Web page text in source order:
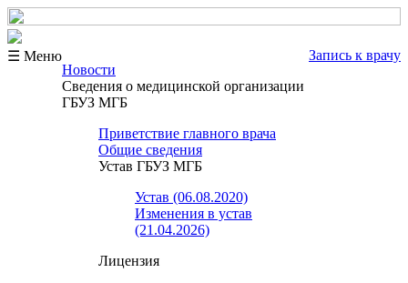
☰ Меню
Запись к врачу
Новости
Сведения о медицинской организации
ГБУЗ МГБ
Приветствие главного врача
Общие сведения
Устав ГБУЗ МГБ
Устав (06.08.2020)
Изменения в устав
(21.04.2026)
Лицензия